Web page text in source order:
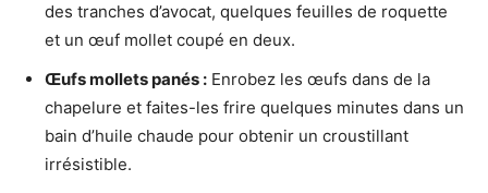
des tranches d’avocat, quelques feuilles de roquette
et un œuf mollet coupé en deux.
Œufs mollets panés : Enrobez les œufs dans de la
chapelure et faites-les frire quelques minutes dans un
bain d’huile chaude pour obtenir un croustillant
irrésistible.